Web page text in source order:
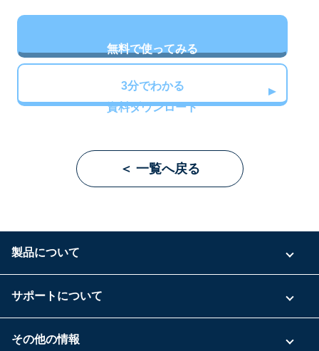
無料で使ってみる
3分でわかる
資料ダウンロード
＜ 一覧へ戻る
製品について
具体的な活用事例
サポートについて
その他の情報